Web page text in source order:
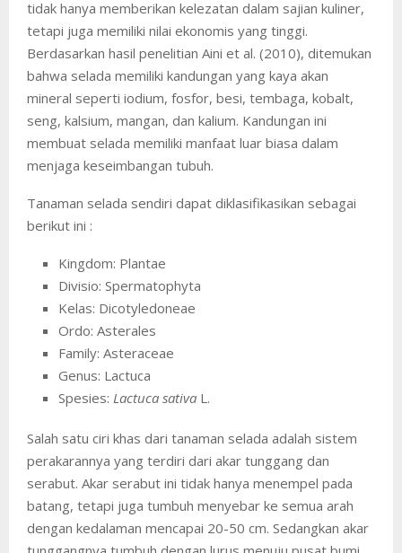
tidak hanya memberikan kelezatan dalam sajian kuliner,
tetapi juga memiliki nilai ekonomis yang tinggi.
Berdasarkan hasil penelitian Aini et al. (2010), ditemukan
bahwa selada memiliki kandungan yang kaya akan
mineral seperti iodium, fosfor, besi, tembaga, kobalt,
seng, kalsium, mangan, dan kalium. Kandungan ini
membuat selada memiliki manfaat luar biasa dalam
menjaga keseimbangan tubuh.
Tanaman selada sendiri dapat diklasifikasikan sebagai
berikut ini :
Kingdom: Plantae
Divisio: Spermatophyta
Kelas: Dicotyledoneae
Ordo: Asterales
Family: Asteraceae
Genus: Lactuca
Spesies: Lactuca sativa L.
Salah satu ciri khas dari tanaman selada adalah sistem
perakarannya yang terdiri dari akar tunggang dan
serabut. Akar serabut ini tidak hanya menempel pada
batang, tetapi juga tumbuh menyebar ke semua arah
dengan kedalaman mencapai 20-50 cm. Sedangkan akar